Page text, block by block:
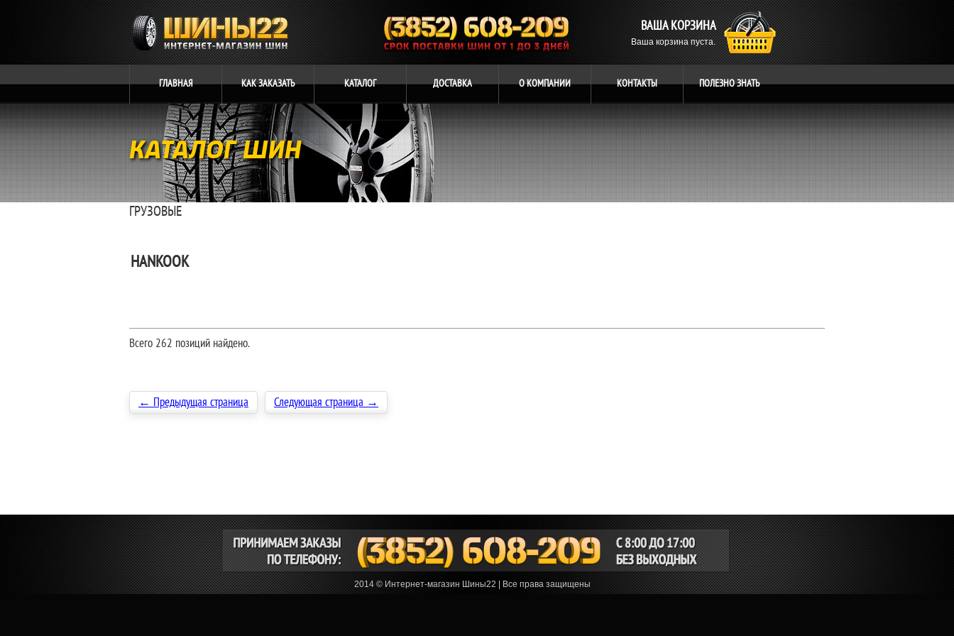
ВАША КОРЗИНА
Ваша корзина пуста.
ГЛАВНАЯ КАКЗАКАЗАТЬ КАТАЛОГ ДОСТАВКА ОКОМПАНИИ КОНТАКТЫ ПОЛЕЗНОЗНАТЬ
КАТАЛОГ ШИН
ГРУЗОВЫЕ
HANKOOK
Всего 262 позиций найдено.
← Предыдущая страница Следующая страница →
2014 © Интернет-магазин Шины22 | Все права защищены